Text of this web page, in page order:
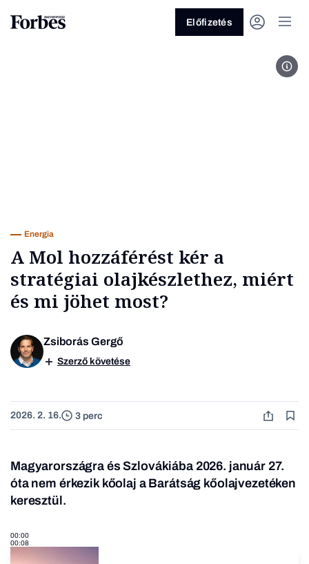
Előfizetés
A
Energia
A Mol hozzáférést kér a
stratégiai olajkészlethez, miért
és mi jöhet most?
Zsiborás Gergő
Szerző követése
2026. 2. 16. 3 perc
Magyarországra és Szlovákiába 2026. január 27.
óta nem érkezik kőolaj a Barátság kőolajvezetéken
keresztül.
00:00
00:08